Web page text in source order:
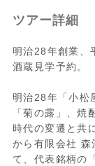
ツアー詳細
明治28年創業、
酒蔵見学予約。
明治28年「小松
「菊の露」、焼
時代の変遷と共
から有限会社 森
て、代表銘柄の